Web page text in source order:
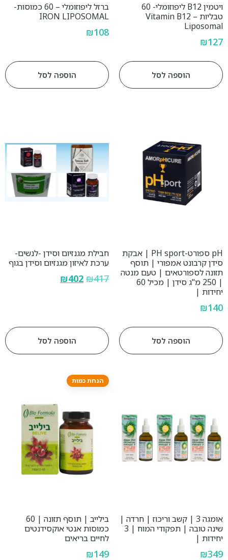
ויטמין B12 ליפוזומלי- 60
טבליות – Vitamin B12
Liposomal
₪127
הוספה לסל
ברזל ליפוזומלי – 60 כמוסות-
IRON LIPOSOMAL
₪108
הוספה לסל
pH ספורט-PH sport | אבקת
סידן קרבונט אמפורי | תוסף
תזונה לספורטאים | טעם מנטה
| 250 מ"ג סידן | מכיל 60
יחידות |
₪140
הוספה לסל
חבילת מגנזיום וסידן -לנשים-
ערכת לאיזון מגנזיום וסידן בגוף
₪417
₪402
הוספה לסל
אומגה 3 | קשב וריכוז | חרדה |
שינה טובה | תפקודי המוח | 3
יחידות |
₪349
הנחת כמות
בילייב | תוסף תזונה | 60
כמוסות אנטי אוקסידנטים
לחיים בריאים
₪149